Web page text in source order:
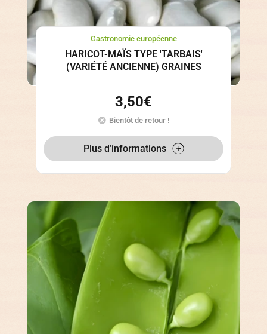
Gastronomie européenne
HARICOT-MAÏS TYPE 'TARBAIS'
(VARIÉTÉ ANCIENNE) GRAINES
3,50€
Bientôt de retour !
Plus d’informations